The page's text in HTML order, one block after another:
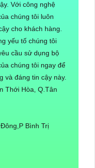
Với công nghệ
chúng tôi luôn
cho khách hàng.
yếu tố chúng tôi
cầu sử dụng bộ
chúng tôi ngay để
và đáng tin cậy này.
Thới Hòa, Q.Tân
Bình Trị